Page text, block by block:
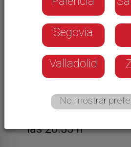
Viernes, La 7 -
las 12:45 h
Sábado, La 8 -
las 20:55 h
Segovia
Valladolid
No mostrar